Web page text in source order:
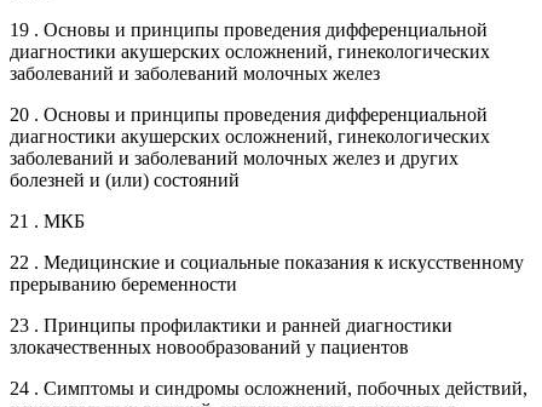
19 . Основы и принципы проведения дифференциальной
диагностики акушерских осложнений, гинекологических
заболеваний и заболеваний молочных желез
20 . Основы и принципы проведения дифференциальной
диагностики акушерских осложнений, гинекологических
заболеваний и заболеваний молочных желез и других
болезней и (или) состояний
21 . МКБ
22 . Медицинские и социальные показания к искусственному
прерыванию беременности
23 . Принципы профилактики и ранней диагностики
злокачественных новообразований у пациентов
24 . Симптомы и синдромы осложнений, побочных действий,